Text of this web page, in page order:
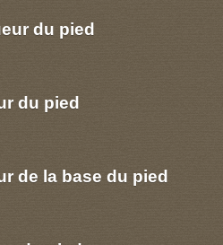
du pied
du pied
de la base du pied